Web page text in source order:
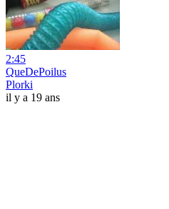
2:45
QueDePoilus
Plorki
il y a 19 ans